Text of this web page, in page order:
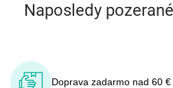
Naposledy pozerané
Doprava zadarmo nad 60 €